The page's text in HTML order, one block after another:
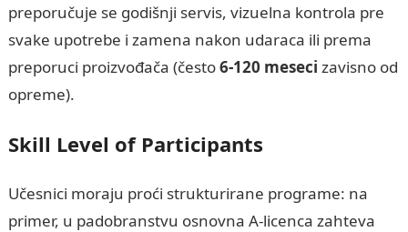
preporučuje se godišnji servis, vizuelna kontrola pre
svake upotrebe i zamena nakon udaraca ili prema
preporuci proizvođača (često6-120 meseci zavisno od
opreme).
Skill Level of Participants
Učesnici moraju proći strukturirane programe: na
primer, u padobranstvu osnovna A-licenca zahteva